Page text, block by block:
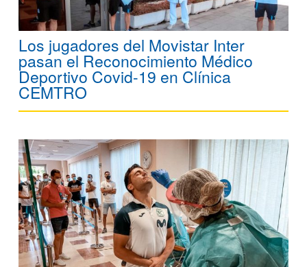
Los jugadores del Movistar Inter
pasan el Reconocimiento Médico
Deportivo Covid-19 en Clínica
CEMTRO